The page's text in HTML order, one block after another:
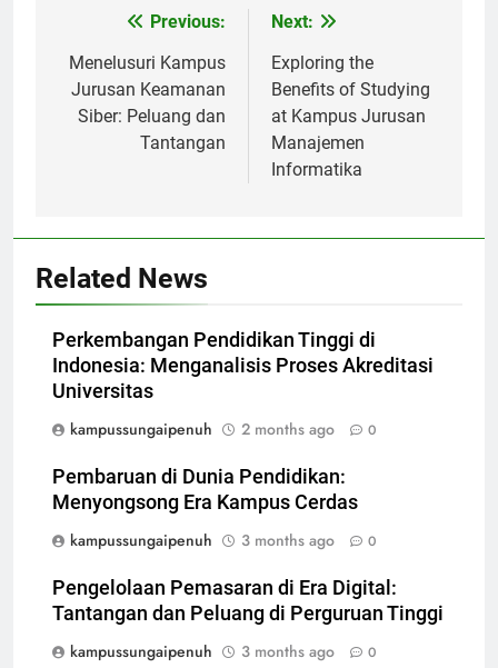
navigation
Previous:
Menelusuri Kampus
Jurusan Keamanan
Siber: Peluang dan
Tantangan
Next:
Exploring the
Benefits of Studying
at Kampus Jurusan
Manajemen
Informatika
Related News
Perkembangan Pendidikan Tinggi di
Indonesia: Menganalisis Proses Akreditasi
Universitas
kampussungaipenuh
2 months ago 0
Pembaruan di Dunia Pendidikan:
Menyongsong Era Kampus Cerdas
kampussungaipenuh
3 months ago 0
Pengelolaan Pemasaran di Era Digital:
Tantangan dan Peluang di Perguruan Tinggi
kampussungaipenuh
3 months ago 0